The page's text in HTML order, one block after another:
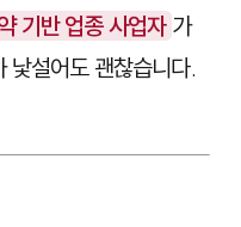
기반 업종 사업자 가
낯설어도 괜찮습니다.